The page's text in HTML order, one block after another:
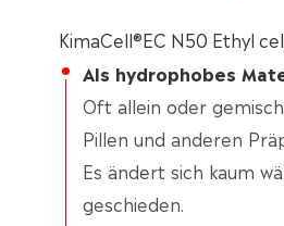
KimaCell®EC N50 Ethyl
Als hydrophobes
Oft allein oder
Pillen und anderen
Es ändert sich kaum
geschieden.